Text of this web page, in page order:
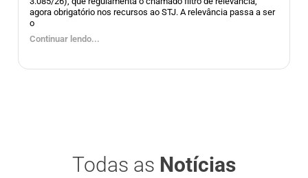
agora obrigatório nos recursos ao STJ. A relevância passa a ser
o
Continuar lendo...
Todas as Notícias